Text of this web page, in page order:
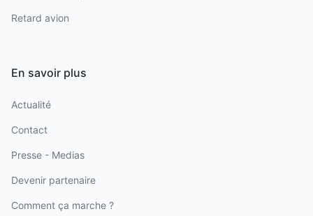
Retard avion
En savoir plus
Actualité
Contact
Presse - Medias
Devenir partenaire
Comment ça marche ?